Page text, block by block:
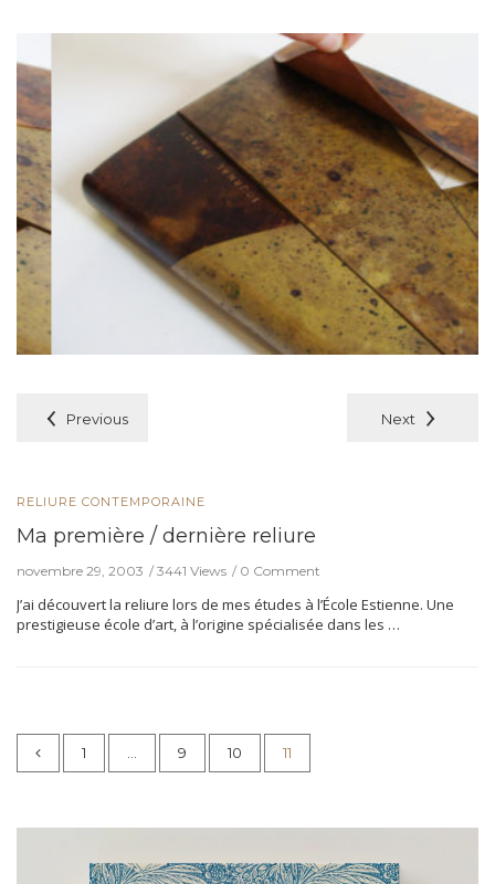
Previous Next
RELIURE CONTEMPORAINE
Ma première / dernière reliure
novembre 29, 2003 3441 Views 0 Comment
J’ai découvert la reliure lors de mes études à l’École Estienne. Une
prestigieuse école d’art, à l’origine spécialisée dans les …
1 9 10 11